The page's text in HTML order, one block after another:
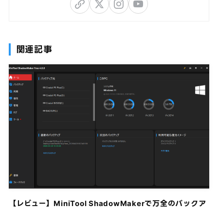
関連記事
【レビュー】MiniTool ShadowMakerで万全のバックア